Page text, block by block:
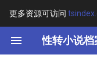
更多资源可访问
性转小说档
键